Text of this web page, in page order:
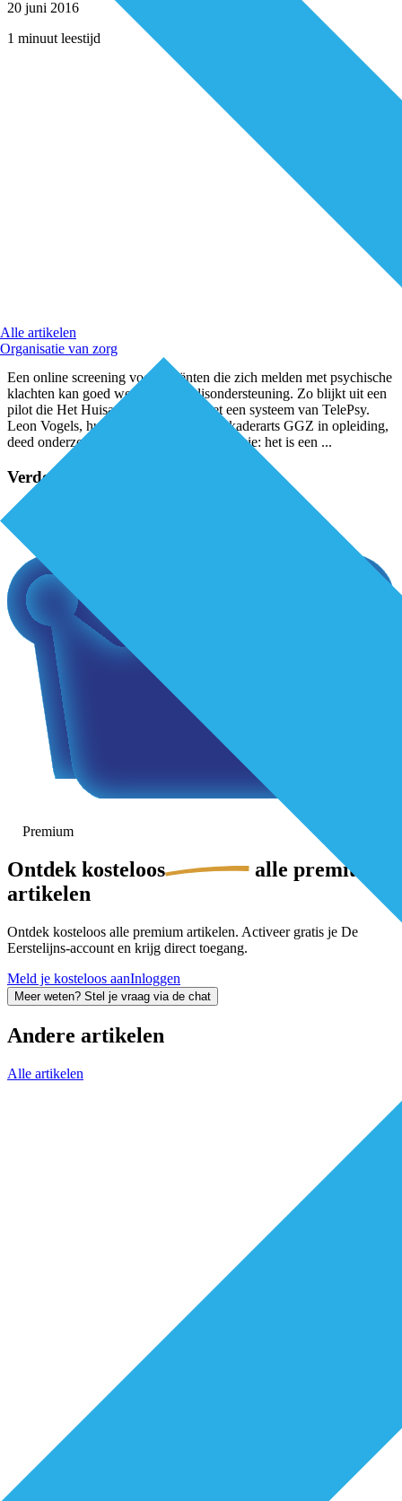
Alle artikelen
Organisatie van zorg
20 juni 2016
1 minuut leestijd
Een online screening voor patiënten die zich melden met psychische
klachten kan goed werken als beslisondersteuning. Zo blijkt uit een
pilot die Het Huisartsenteam deed met een systeem van TelePsy.
Leon Vogels, huisarts in Rijsbergen en kaderarts GGZ in opleiding,
deed onderzoek naar de pilot. Zijn conclusie: het is een ...
Verder lezen?
Premium
Ontdek kosteloos
alle premium-
artikelen
Ontdek kosteloos alle premium artikelen. Activeer gratis je De
Eerstelijns-account en krijg direct toegang.
Meld je kosteloos aanInloggen
Meer weten? Stel je vraag via de chat
Andere artikelen
Alle artikelen